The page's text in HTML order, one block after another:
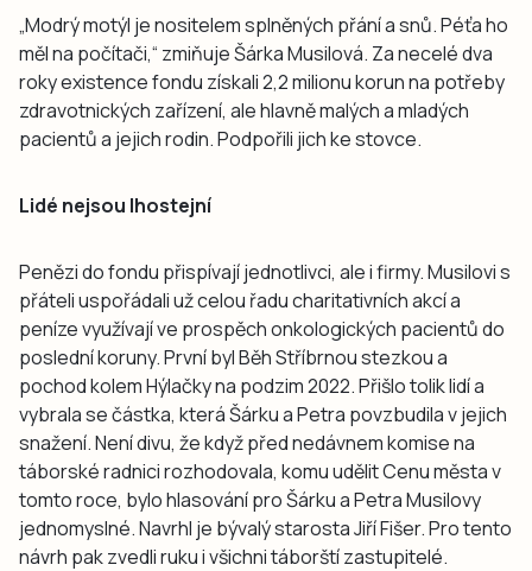
„Modrý motýl je nositelem splněných přání a snů. Péťa ho
měl na počítači,“ zmiňuje Šárka Musilová. Za necelé dva
roky existence fondu získali 2,2 milionu korun na potřeby
zdravotnických zařízení, ale hlavně malých a mladých
pacientů a jejich rodin. Podpořili jich ke stovce.
Lidé nejsou lhostejní
Penězi do fondu přispívají jednotlivci, ale i firmy. Musilovi s
přáteli uspořádali už celou řadu charitativních akcí a
peníze využívají ve prospěch onkologických pacientů do
poslední koruny. První byl Běh Stříbrnou stezkou a
pochod kolem Hýlačky na podzim 2022. Přišlo tolik lidí a
vybrala se částka, která Šárku a Petra povzbudila v jejich
snažení. Není divu, že když před nedávnem komise na
táborské radnici rozhodovala, komu udělit Cenu města v
tomto roce, bylo hlasování pro Šárku a Petra Musilovy
jednomyslné. Navrhl je bývalý starosta Jiří Fišer. Pro tento
návrh pak zvedli ruku i všichni táborští zastupitelé.